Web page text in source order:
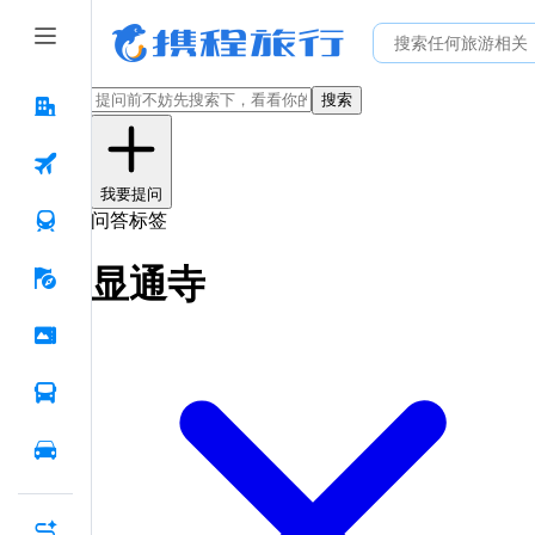
搜索
我要提问
问答标签
显通寺